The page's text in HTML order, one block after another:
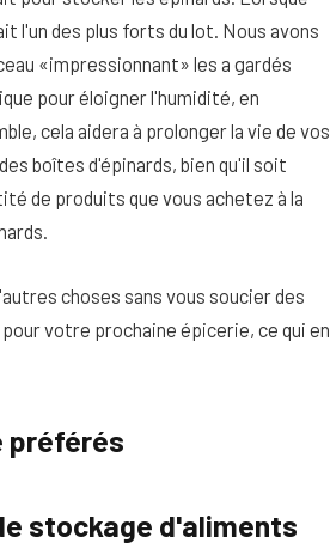
l'un des plus forts du lot. Nous avons
«impressionnant» les a gardés
pour éloigner l'humidité, en
cela aidera à prolonger la vie de vos
boîtes d'épinards, bien qu'il soit
de produits que vous achetez à la
choses sans vous soucier des
votre prochaine épicerie, ce qui en
préférés
stockage d'aliments